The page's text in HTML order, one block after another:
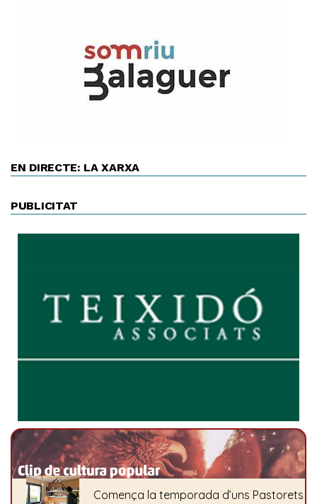
EN DIRECTE: LA XARXA
PUBLICITAT